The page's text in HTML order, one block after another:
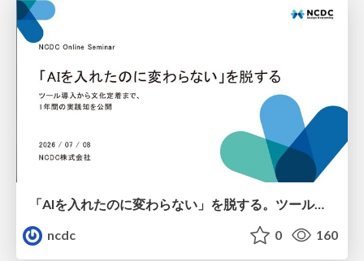
「AIを入れたのに変わらない」を脱する。ツール導入から文化定着まで、1年間の実践知を公開
ncdc
0 160